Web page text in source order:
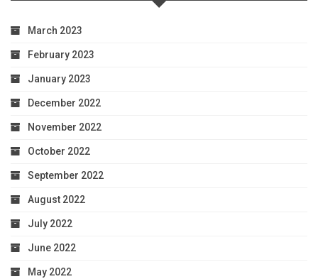
March 2023
February 2023
January 2023
December 2022
November 2022
October 2022
September 2022
August 2022
July 2022
June 2022
May 2022